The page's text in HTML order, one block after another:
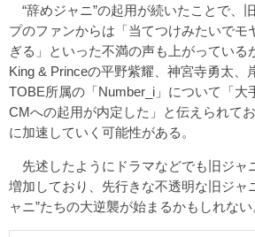
“辞めジャニ”の起用が続いたことで、
プのファンからは「当てつけみたいでモ
ぎる」といった不満の声も上がっている
King & Princeの平野紫耀、神宮寺勇太、
TOBE所属の「Number_i」について「大
CMへの起用が内定した」と伝えられて
に加速していく可能性がある。
先述したようにドラマなどでも旧ジャ
増加しており、先行きな不透明な旧ジャ
ャニ”たちの大逆襲が始まるかもしれない